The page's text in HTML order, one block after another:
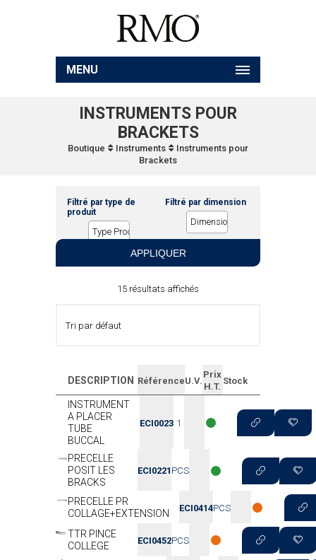
MENU
INSTRUMENTS POUR
BRACKETS
Boutique Instruments
Instruments pour
Brackets
Filtré par type de
produit
Filtré par dimension
APPLIQUER
15 résultats affichés
DESCRIPTION RéférenceU.V.
Prix
H.T.
Stock
INSTRUMENT
A PLACER
TUBE
BUCCAL
ECI0023 1
PRECELLE
POSIT LES
BRACKS
ECI0221 PCS
PRECELLE PR
COLLAGE+EXTENSION
ECI0414PCS
TTR PINCE
COLLEGE
ECI0452PCS